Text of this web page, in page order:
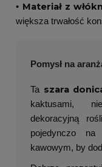
• Materiał z
większa trwałość
Pomysł na
Ta szara
kaktusami,
dekoracyjną
pojedynczo
kawowym, by